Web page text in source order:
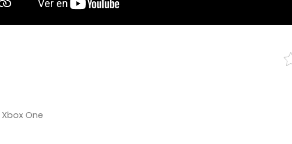
Xbox One